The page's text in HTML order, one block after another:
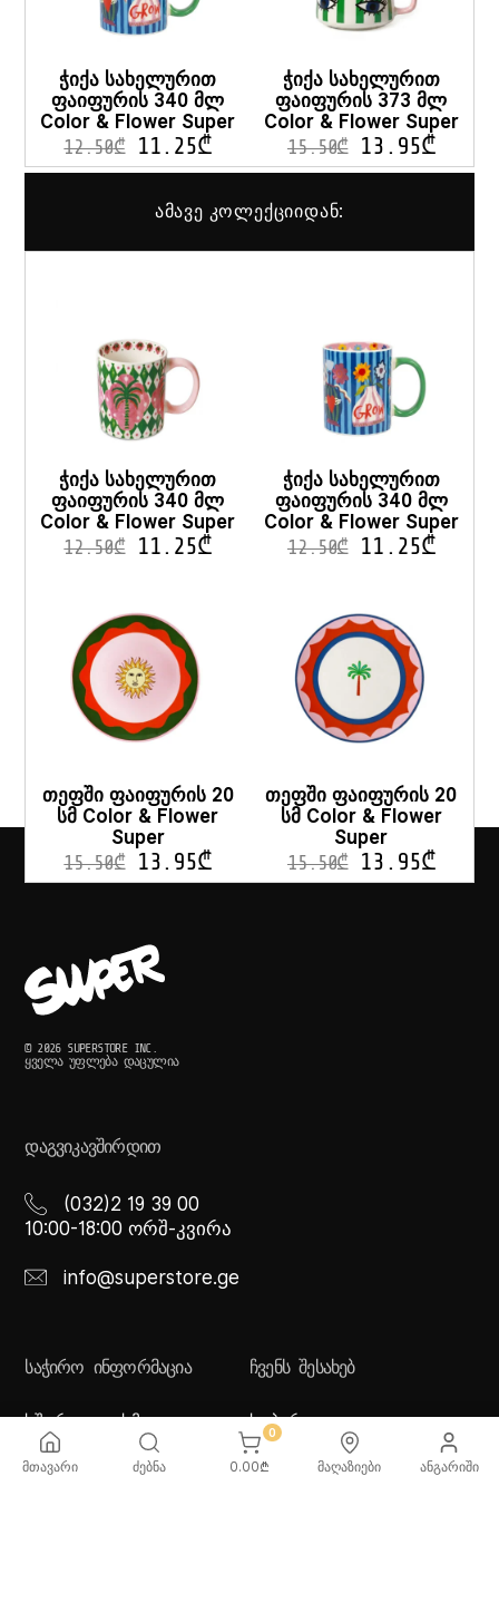
ჭიქა სახელურით
ფაიფურის 340 მლ
Color & Flower Super
12.50₾ 11.25₾
ჭიქა სახელურით
ფაიფურის 373 მლ
Color & Flower Super
15.50₾ 13.95₾
ამავე კოლექციიდან:
ჭიქა სახელურით
ფაიფურის 340 მლ
Color & Flower Super
12.50₾ 11.25₾
ჭიქა სახელურით
ფაიფურის 340 მლ
Color & Flower Super
12.50₾ 11.25₾
თეფში ფაიფურის 20
სმ Color & Flower
Super
15.50₾ 13.95₾
თეფში ფაიფურის 20
სმ Color & Flower
Super
15.50₾ 13.95₾
© 2026 SUPERSTORE INC.
ᲧᲕᲔᲚᲐ ᲣᲤᲚᲔᲑᲐ ᲓᲐᲪᲣᲚᲘᲐ
ᲓᲐᲒᲕᲘᲙᲐᲕᲨᲘᲠᲓᲘᲗ
(032)2 19 39 00
10:00-18:00 ორშ-კვირა
info@superstore.ge
ᲡᲐᲭᲘᲠᲝ ᲘᲜᲤᲝᲠᲛᲐᲪᲘᲐ
ხშირად დასმული
კითხვები
მიწოდების სერვისი
გადახდის მეთოდები
ᲩᲕᲔᲜᲡ ᲨᲔᲡᲐᲮᲔᲑ
სუპერი
სუპერი სათამაშოები
ჩვენი მაღაზიები
მთავარი ძებნა
0
0.00₾ მაღაზიები ანგარიში